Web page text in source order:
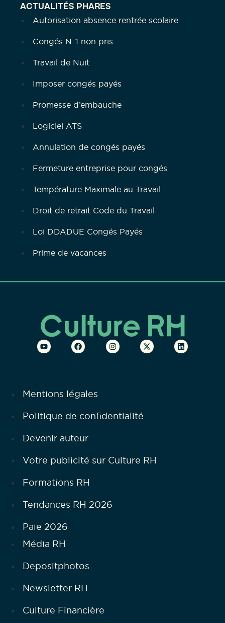
ACTUALITÉS PHARES
Autorisation absence rentrée scolaire
Congés N-1 non pris
Travail de Nuit
Imposer congés payés
Promesse d’embauche
Logiciel ATS
Annulation de congés payés
Fermeture entreprise pour congés
Température Maximale au Travail
Droit de retrait Code du Travail
Loi DDADUE Congés Payés
Prime de vacances
Mentions légales
Politique de confidentialité
Devenir auteur
Votre publicité sur Culture RH
Formations RH
Tendances RH 2026
Paie 2026
Média RH
Depositphotos
Newsletter RH
Culture Financière